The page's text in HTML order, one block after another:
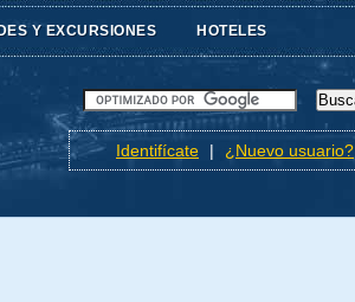
Y EXCURSIONES HOTELES
Identifícate | ¿Nuevo usuario?